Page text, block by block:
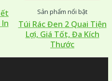
Sản phẩm nổi bật
Túi Rác Đen 2 Quai Tiện
Lợi, Giá Tốt, Đa Kích
Thước